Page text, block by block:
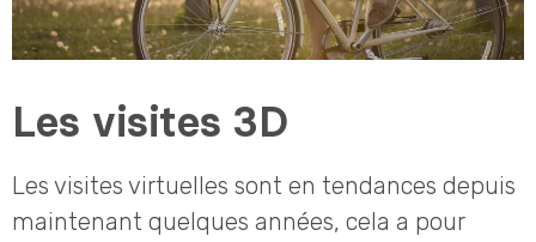
Les visites 3D
Les visites virtuelles sont en tendances depuis
maintenant quelques années, cela a pour